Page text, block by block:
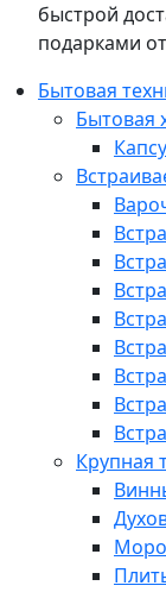
быстрой
подарками
Бытовая
Бытовая
Крупная